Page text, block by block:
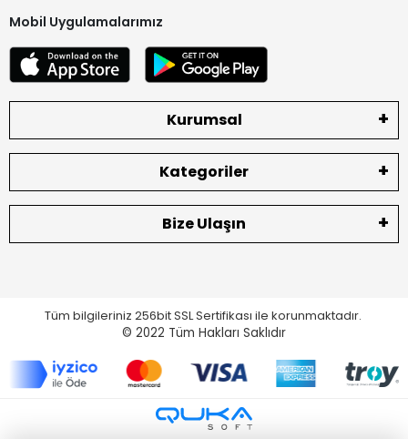
Mobil Uygulamalarımız
Kurumsal
Kategoriler
Bize Ulaşın
Tüm bilgileriniz 256bit SSL Sertifikası ile korunmaktadır.
© 2022 Tüm Hakları Saklıdır